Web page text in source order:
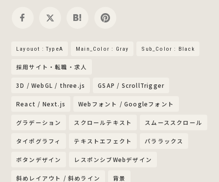
Layouot : TypeA Main_Color : Gray Sub_Color : Black
採用サイト・転職・求人
3D / WebGL / three.js GSAP / ScrollTrigger
React / Next.js Webフォント / Googleフォント
グラデーション スクロールテキスト スムーススクロール
タイポグラフィ テキストエフェクト パララックス
ボタンデザイン レスポンシブWebデザイン
斜めレイアウト / 斜めライン 背景